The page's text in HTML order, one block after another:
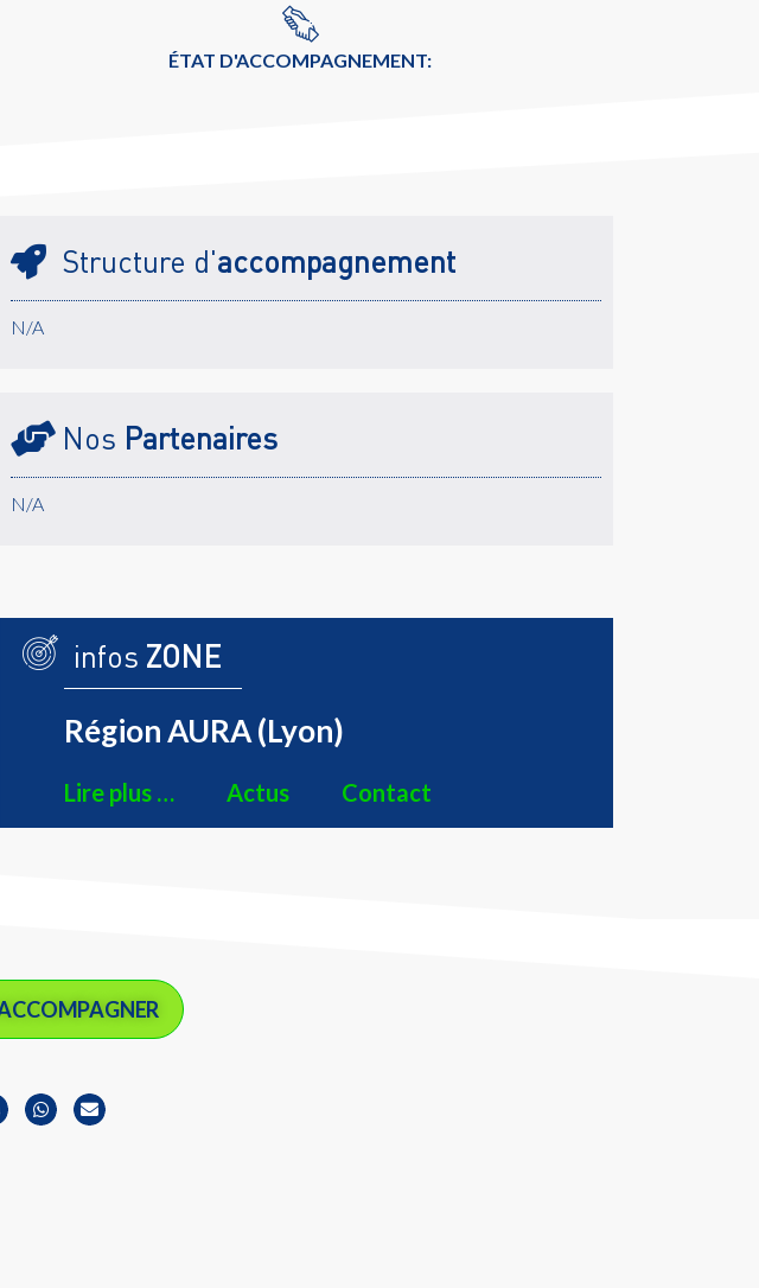
ÉTAT D'ACCOMPAGNEMENT:
Structure d'accompagnement
N/A
Nos Partenaires
N/A
infos ZONE
Région AURA (Lyon)
Lire plus … Actus Contact